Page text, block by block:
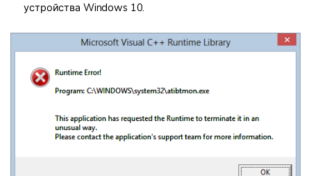
устройства Windows 10.